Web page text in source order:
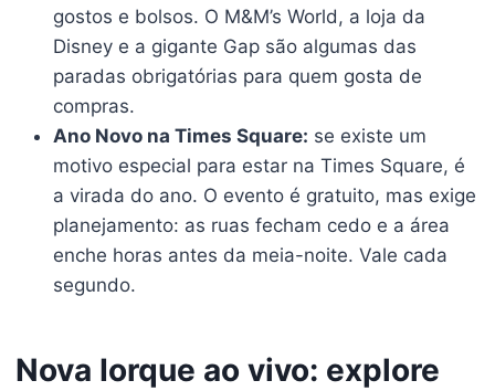
gostos e bolsos. O M&M’s World, a loja da
Disney e a gigante Gap são algumas das
paradas obrigatórias para quem gosta de
compras.
Ano Novo na Times Square: se existe um
motivo especial para estar na Times Square, é
a virada do ano. O evento é gratuito, mas exige
planejamento: as ruas fecham cedo e a área
enche horas antes da meia-noite. Vale cada
segundo.
Nova Iorque ao vivo: explore